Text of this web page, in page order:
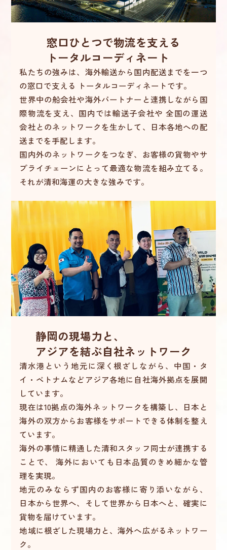
窓口ひとつで物流を支える
トータルコーディネート
私たちの強みは、海外輸送から国内配送までを一つ
の窓口で支える トータルコーディネートです。
世界中の船会社や海外パートナーと連携しながら国
際物流を支え、国内では輸送子会社や 全国の運送
会社とのネットワークを生かして、日本各地への配
送までを手配します。
国内外のネットワークをつなぎ、お客様の貨物やサ
プライチェーンにとって最適な物流を組み立てる。
それが清和海運の大きな強みです。
静岡の現場力と、
アジアを結ぶ自社ネットワーク
清水港という地元に深く根ざしながら、中国・タ
イ・ベトナムなどアジア各地に自社海外拠点を展開
しています。
現在は10拠点の海外ネットワークを構築し、日本と
海外の双方からお客様をサポートできる体制を整え
ています。
海外の事情に精通した清和スタッフ同士が連携する
ことで、
海外においても日本品質のきめ細かな管
理を実現。
地元のみならず国内のお客様に寄り添いながら、
日本から世界へ、そして世界から日本へと、確実に
貨物を届けています。
地域に根ざした現場力と、海外へ広がるネットワー
ク。